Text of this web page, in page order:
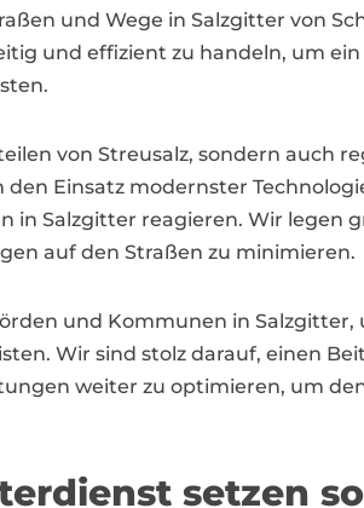
und Wege in Salzgitter von
und effizient zu handeln, um
von Streusalz, sondern auch
Einsatz modernster
Salzgitter reagieren. Wir legen
auf den Straßen zu minimieren.
und Kommunen in
Wir sind stolz darauf, einen
weiter zu optimieren, um
setzen